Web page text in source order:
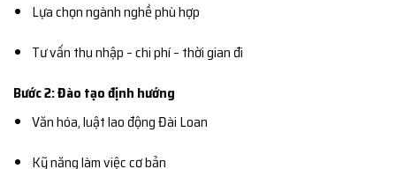
Lựa chọn ngành nghề phù hợp
Tư vấn thu nhập – chi phí – thời gian đi
Bước 2: Đào tạo định hướng
Văn hóa, luật lao động Đài Loan
Kỹ năng làm việc cơ bản